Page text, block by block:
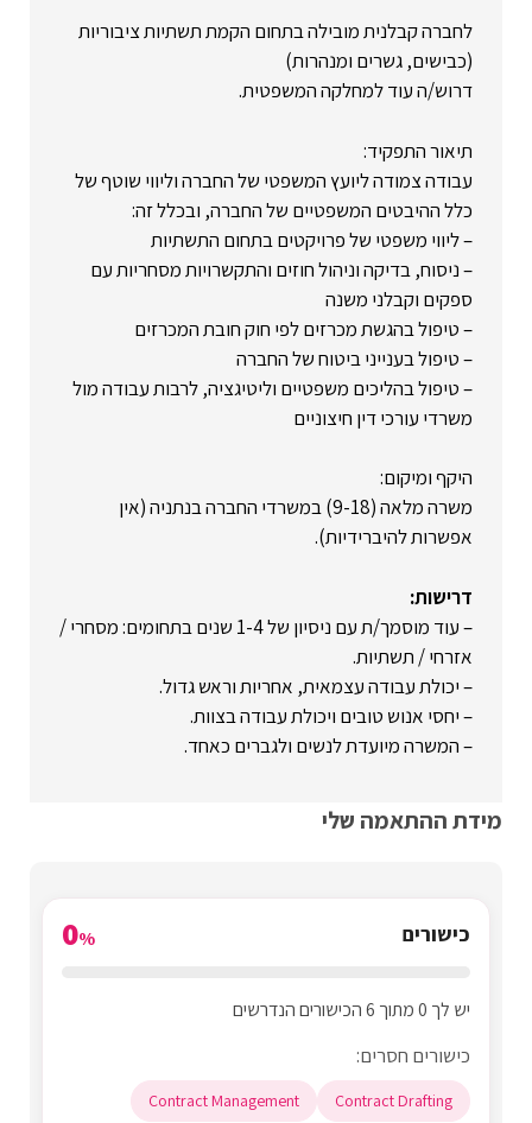
לחברה קבלנית מובילה בתחום הקמת תשתיות ציבוריות
(כבישים, גשרים ומנהרות)
דרוש/ה עוד למחלקה המשפטית.
תיאור התפקיד:
עבודה צמודה ליועץ המשפטי של החברה וליווי שוטף של
כלל ההיבטים המשפטיים של החברה, ובכלל זה:
– ליווי משפטי של פרויקטים בתחום התשתיות
– ניסוח, בדיקה וניהול חוזים והתקשרויות מסחריות עם
ספקים וקבלני משנה
– טיפול בהגשת מכרזים לפי חוק חובת המכרזים
– טיפול בענייני ביטוח של החברה
– טיפול בהליכים משפטיים וליטיגציה, לרבות עבודה מול
משרדי עורכי דין חיצוניים
היקף ומיקום:
משרה מלאה (9-18) במשרדי החברה בנתניה (אין
אפשרות להיברידיות).
דרישות:
– עוד מוסמך/ת עם ניסיון של 1-4 שנים בתחומים: מסחרי /
אזרחי / תשתיות.
– יכולת עבודה עצמאית, אחריות וראש גדול.
– יחסי אנוש טובים ויכולת עבודה בצוות.
– המשרה מיועדת לנשים ולגברים כאחד.
מידת ההתאמה שלי
כישורים 0%
יש לך 0 מתוך 6 הכישורים הנדרשים
כישורים חסרים:
Contract Drafting
Contract Management